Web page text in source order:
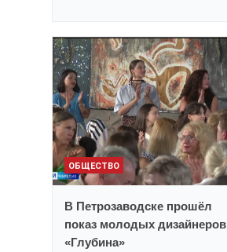
ОБЩЕСТВО
В Петрозаводске прошёл
показ молодых дизайнеров
«Глубина»